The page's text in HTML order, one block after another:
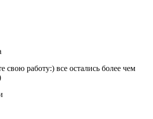
свою работу:) все остались более чем